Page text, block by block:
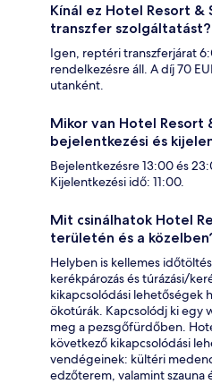
Kínál ez Hotel Resort
transzfer szolgáltatást?
Igen, reptéri transzferjárat
rendelkezésre áll. A díj 70
utanként.
Mikor van Hotel Resort
bejelentkezési és
Bejelentkezésre 13:00 és
Kijelentkezési idő: 11:00.
Mit csinálhatok Hotel
területén és a
Helyben is kellemes
kerékpározás és túrázási/
kikapcsolódási lehetőségek
ökotúrák. Kapcsolódj ki egy
meg a pezsgőfürdőben.
következő kikapcsolódási
vendégeinek: kültéri
edzőterem, valamint szauna